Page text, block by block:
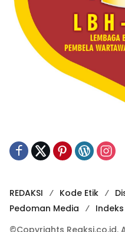
REDAKSI Kode Etik
Pedoman Media
Indeks
©Copyrights Reaksi.co.id.